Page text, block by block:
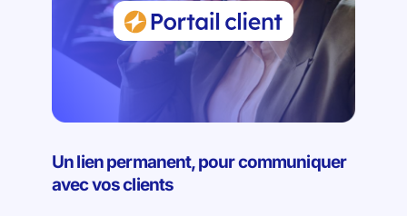
Un lien permanent, pour communiquer
avec vos clients